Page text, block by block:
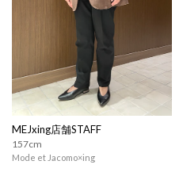
MEJxing店舗STAFF
157cm
Mode et Jacomo×ing